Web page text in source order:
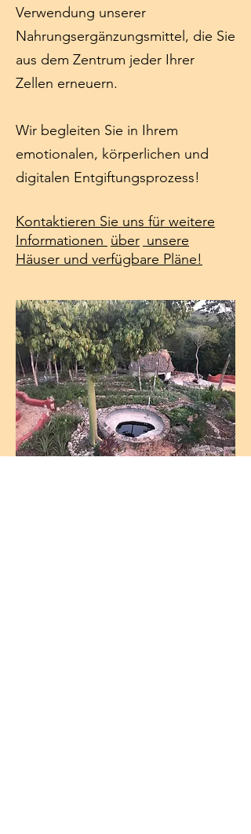
Verwendung unserer
Nahrungsergänzungsmittel, die Sie
aus dem Zentrum jeder Ihrer
Zellen erneuern.
Wir begleiten Sie in Ihrem
emotionalen, körperlichen und
digitalen Entgiftungsprozess!
Kontaktieren Sie uns für weitere
Informationen über unsere
Häuser und verfügbare Pläne!